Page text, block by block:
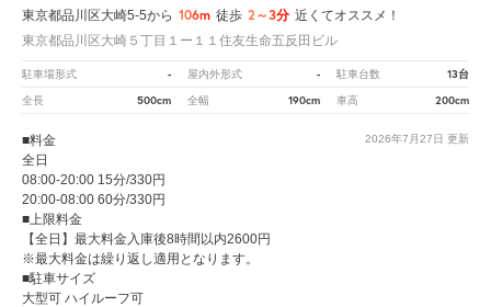
東京都品川区大崎5-5から 106m 徒歩 2～3分 近くてオススメ！
東京都品川区大崎５丁目１ー１１住友生命五反田ビル
駐車場形式 - 屋内外形式 - 駐車台数 13台
全長 500cm 全幅 190cm 車高 200cm
2026年7月27日 更新
■料金
全日
08:00-20:00 15分/330円
20:00-08:00 60分/330円
■上限料金
【全日】最大料金入庫後8時間以内2600円
※最大料金は繰り返し適用となります。
■駐車サイズ
大型可 ハイルーフ可